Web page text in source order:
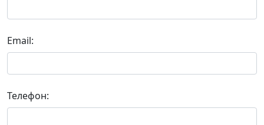
Email:
Телефон: